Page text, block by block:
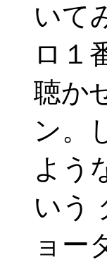
いて
ロ１
聴か
ン。
よう
いう
ョー